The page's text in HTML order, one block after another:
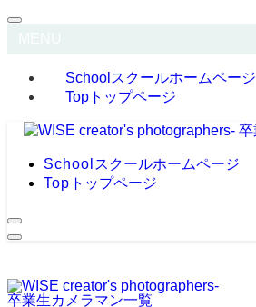
School スクールホームページ
Top トップページ
School スクールホームページ
Top トップページ